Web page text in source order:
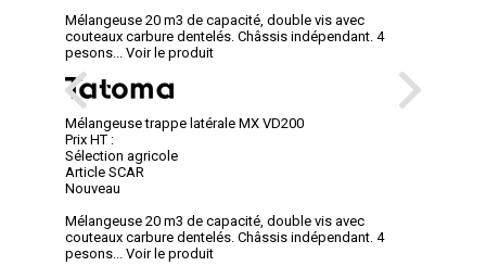
Mélangeuse 20 m3 de capacité, double vis avec
couteaux carbure dentelés. Châssis indépendant. 4
pesons...
Voir le produit
Mélangeuse trappe latérale MX VD200
Prix HT :
Sélection agricole
Article SCAR
Nouveau
Mélangeuse 20 m3 de capacité, double vis avec
couteaux carbure dentelés. Châssis indépendant. 4
pesons...
Voir le produit